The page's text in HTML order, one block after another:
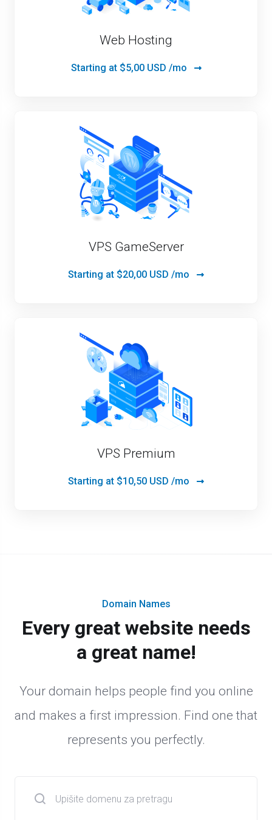
Web Hosting
Starting at$5,00 USD /mo
VPS GameServer
Starting at $20,00 USD /mo
VPS Premium
Starting at $10,50 USD /mo
Domain Names
Every great website needs
a great name!
Your domain helps people find you online
and makes a first impression. Find one that
represents you perfectly.